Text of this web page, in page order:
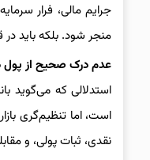
جرایم مالی، فرار
منجر شود. بلکه باید
عدم درک صحیح از پول
است، اما تنظیم‌گری
نقدی، ثبات پولی، و